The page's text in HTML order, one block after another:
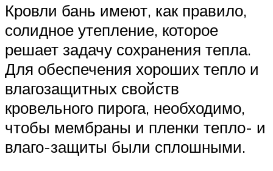
Кровли бань имеют, как правило,
солидное утепление, которое
решает задачу сохранения тепла.
Для обеспечения хороших тепло и
влагозащитных свойств
кровельного пирога, необходимо,
чтобы мембраны и пленки тепло- и
влаго-защиты были сплошными.